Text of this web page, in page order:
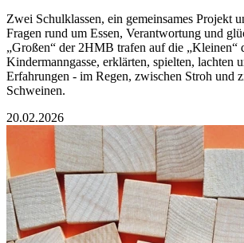
Zwei Schulklassen, ein gemeinsames Projekt
Fragen rund um Essen, Verantwortung und
„Großen“ der 2HMB trafen auf die „Kleinen“
Kindermanngasse, erklärten, spielten, lachten
Erfahrungen - im Regen, zwischen Stroh und
Schweinen.
20.02.2026